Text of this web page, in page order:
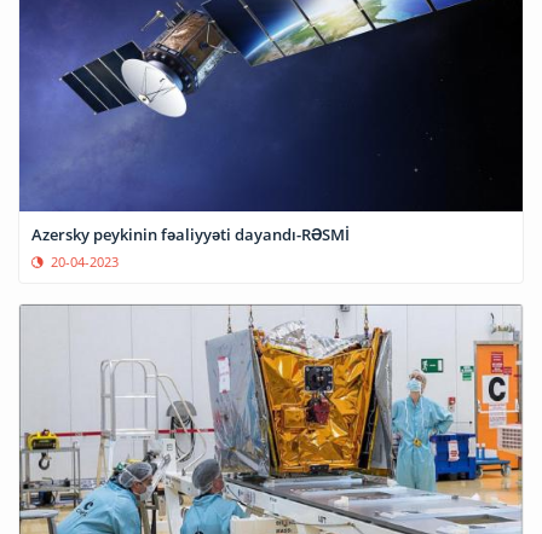
Azersky peykinin fəaliyyəti dayandı-RƏSMİ
20-04-2023